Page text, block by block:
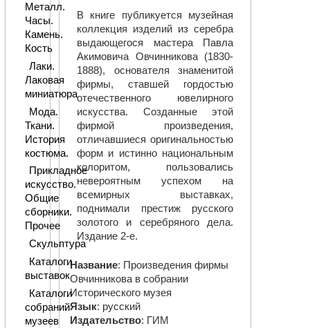
В книге публикуется музейная
коллекция изделий из серебра
выдающегося мастера Павла
Акимовича Овчинникова (1830-
1888), основателя знаменитой
фирмы, ставшей гордостью
отечественного ювелирного
искусства. Созданные этой
фирмой произведения,
отличавшиеся оригинальностью
форм и истинно национальным
колоритом, пользовались
невероятным успехом на
всемирных выставках,
поднимали престиж русского
золотого и серебряного дела.
Издание 2-е.
Название: Произведения фирмы
Овчинникова в собрании
Исторического музея
Язык: русский
Издательство: ГИМ
Металл.
Часы.
Камень.
Кость
Лаки.
Лаковая
миниатюра
Мода.
Ткани.
История
костюма.
Прикладное
искусство.
Общие
сборники.
Прочее
Скульптура
Каталоги
выставок
Каталоги
собраний
музеев